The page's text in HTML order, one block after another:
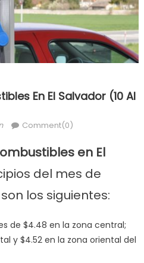
En El Salvador (10 Al
Comment(0)
en El
del mes de
los siguientes:
de $4.48 en la zona central;
y $4.52 en la zona oriental del